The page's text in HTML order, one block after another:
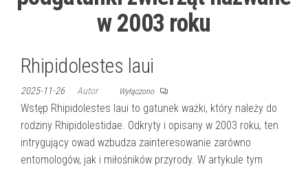
w 2003 roku
Rhipidolestes laui
2025-11-26 Autor Wyłączono
Wstęp Rhipidolestes laui to gatunek ważki, który należy do
rodziny Rhipidolestidae. Odkryty i opisany w 2003 roku, ten
intrygujący owad wzbudza zainteresowanie zarówno
entomologów, jak i miłośników przyrody. W artykule tym